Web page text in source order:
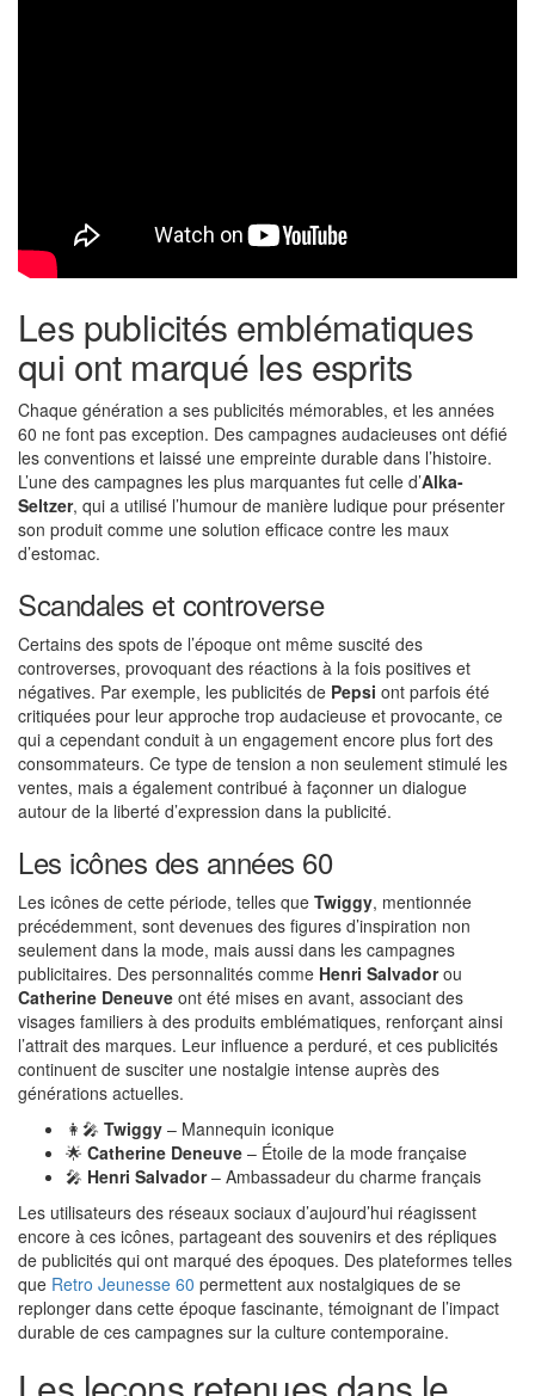
Les publicités emblématiques
qui ont marqué les esprits
Chaque génération a ses publicités mémorables, et les années
60 ne font pas exception. Des campagnes audacieuses ont défié
les conventions et laissé une empreinte durable dans l’histoire.
L’une des campagnes les plus marquantes fut celle d’Alka-
Seltzer, qui a utilisé l’humour de manière ludique pour présenter
son produit comme une solution efficace contre les maux
d’estomac.
Scandales et controverse
Certains des spots de l’époque ont même suscité des
controverses, provoquant des réactions à la fois positives et
négatives. Par exemple, les publicités de Pepsi ont parfois été
critiquées pour leur approche trop audacieuse et provocante, ce
qui a cependant conduit à un engagement encore plus fort des
consommateurs. Ce type de tension a non seulement stimulé les
ventes, mais a également contribué à façonner un dialogue
autour de la liberté d’expression dans la publicité.
Les icônes des années 60
Les icônes de cette période, telles que Twiggy, mentionnée
précédemment, sont devenues des figures d’inspiration non
seulement dans la mode, mais aussi dans les campagnes
publicitaires. Des personnalités comme Henri Salvadorou
Catherine Deneuve ont été mises en avant, associant des
visages familiers à des produits emblématiques, renforçant ainsi
l’attrait des marques. Leur influence a perduré, et ces publicités
continuent de susciter une nostalgie intense auprès des
générations actuelles.
👩‍🎤 Twiggy – Mannequin iconique
🌟 Catherine Deneuve – Étoile de la mode française
🎤 Henri Salvador– Ambassadeur du charme français
Les utilisateurs des réseaux sociaux d’aujourd’hui réagissent
encore à ces icônes, partageant des souvenirs et des répliques
de publicités qui ont marqué des époques. Des plateformes telles
que Retro Jeunesse 60 permettent aux nostalgiques de se
replonger dans cette époque fascinante, témoignant de l’impact
durable de ces campagnes sur la culture contemporaine.